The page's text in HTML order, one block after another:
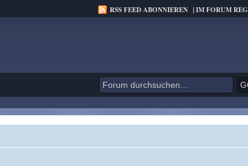
RSS FEED ABONNIEREN |IM FORUM